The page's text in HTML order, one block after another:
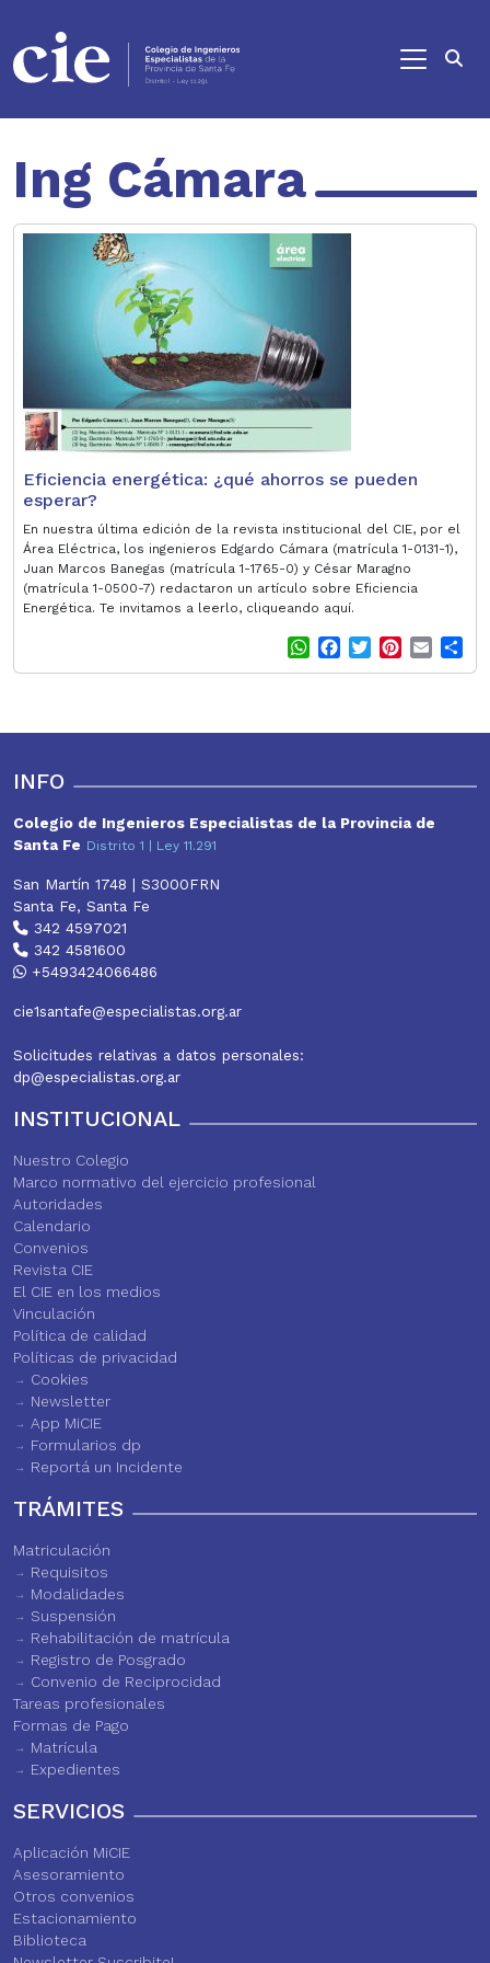
Ing Cámara
Eficiencia energética: ¿qué ahorros se pueden
esperar?
En nuestra última edición de la revista institucional del CIE, por el
Área Eléctrica, los ingenieros Edgardo Cámara (matrícula 1-0131-1),
Juan Marcos Banegas (matrícula 1-1765-0) y César Maragno
(matrícula 1-0500-7) redactaron un artículo sobre Eficiencia
Energética. Te invitamos a leerlo, cliqueando aquí.
W
h
s
a
b
T
w
t
i
e
t
m
l
h
e
INFO
Colegio de Ingenieros Especialistas de la Provincia de
Santa Fe Distrito 1 | Ley 11.291
San Martín 1748 | S3000FRN
Santa Fe, Santa Fe
342 4597021
342 4581600
+5493424066486
cie1santafe@especialistas.org.ar
Solicitudes relativas a datos personales:
dp@especialistas.org.ar
INSTITUCIONAL
Nuestro Colegio
Marco normativo del ejercicio profesional
Autoridades
Calendario
Convenios
Revista CIE
El CIE en los medios
Vinculación
Política de calidad
Políticas de privacidad
Cookies
Newsletter
App MiCIE
Formularios dp
Reportá un Incidente
TRÁMITES
Matriculación
Requisitos
Modalidades
Suspensión
Rehabilitación de matrícula
Registro de Posgrado
Convenio de Reciprocidad
Tareas profesionales
Formas de Pago
Matrícula
Expedientes
SERVICIOS
Aplicación MiCIE
Asesoramiento
Otros convenios
Estacionamiento
Biblioteca